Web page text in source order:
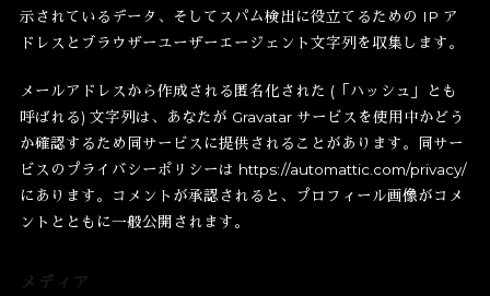
示されているデータ、そしてスパム検出に役立てるための IP ア
ドレスとブラウザーユーザーエージェント文字列を収集します。
メールアドレスから作成される匿名化された (「ハッシュ」とも
呼ばれる) 文字列は、あなたが Gravatar サービスを使用中かどう
か確認するため同サービスに提供されることがあります。同サー
ビスのプライバシーポリシーは https://automattic.com/privacy/
にあります。コメントが承認されると、プロフィール画像がコメ
ントとともに一般公開されます。
メディア